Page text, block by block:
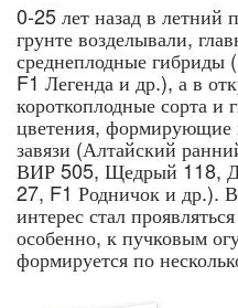
0-25 лет назад в
грунте возделывали,
среднеплодные гибриды
F1 Легенда и др.), а в
короткоплодные сорта
цветения, формирующие
завязи (Алтайский
ВИР 505, Щедрый 118,
27, F1 Родничок и др.).
интерес стал
особенно, к пучковым
формируется по